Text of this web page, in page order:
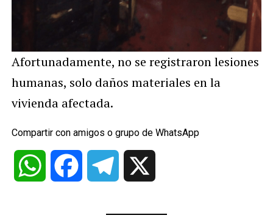
Afortunadamente, no se registraron lesiones
humanas, solo daños materiales en la
vivienda afectada.
Compartir con amigos o grupo de WhatsApp
WhatsApp Facebook Telegram